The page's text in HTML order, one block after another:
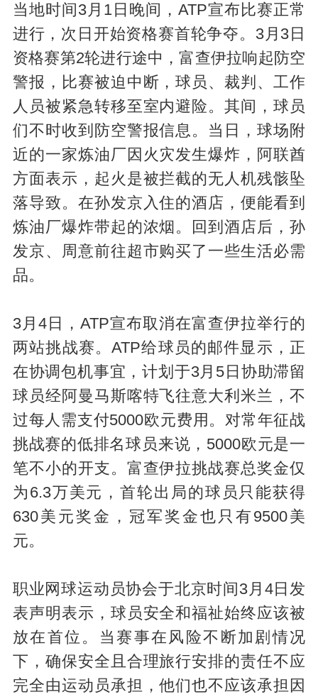
当地时间3月1日晚间，ATP宣布比赛正常
进行，次日开始资格赛首轮争夺。3月3日
资格赛第2轮进行途中，富查伊拉响起防空
警报，比赛被迫中断，球员、裁判、工作
人员被紧急转移至室内避险。其间，球员
们不时收到防空警报信息。当日，球场附
近的一家炼油厂因火灾发生爆炸，阿联酋
方面表示，起火是被拦截的无人机残骸坠
落导致。在孙发京入住的酒店，便能看到
炼油厂爆炸带起的浓烟。回到酒店后，孙
发京、周意前往超市购买了一些生活必需
品。
3月4日，ATP宣布取消在富查伊拉举行的
两站挑战赛。ATP给球员的邮件显示，正
在协调包机事宜，计划于3月5日协助滞留
球员经阿曼马斯喀特飞往意大利米兰，不
过每人需支付5000欧元费用。对常年征战
挑战赛的低排名球员来说，5000欧元是一
笔不小的开支。富查伊拉挑战赛总奖金仅
为6.3万美元，首轮出局的球员只能获得
630美元奖金，冠军奖金也只有9500美
元。
职业网球运动员协会于北京时间3月4日发
表声明表示，球员安全和福祉始终应该被
放在首位。当赛事在风险不断加剧情况
下，确保安全且合理旅行安排的责任不应
完全由运动员承担，他们也不应该承担因